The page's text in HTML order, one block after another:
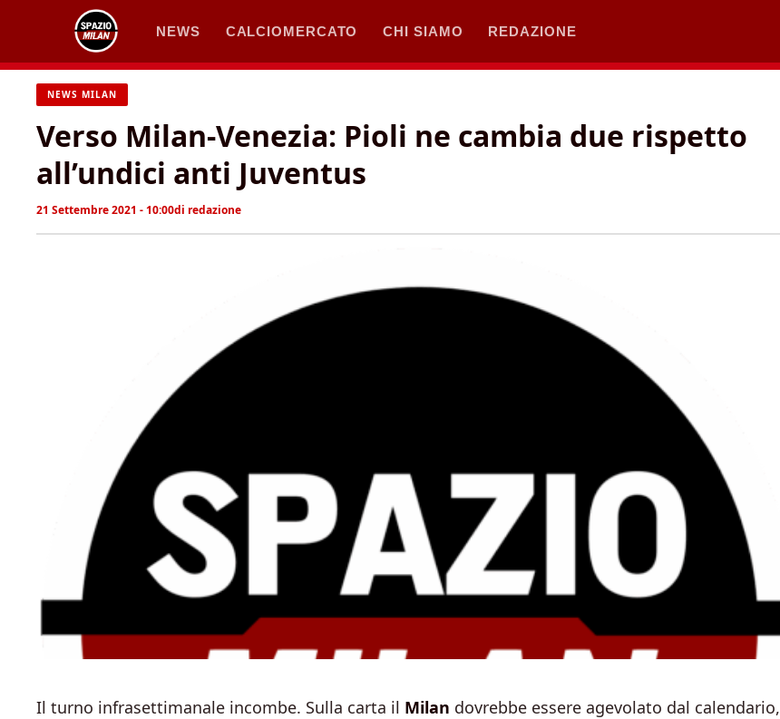
contenuto
NEWS CALCIOMERCATO CHI SIAMO REDAZIONE
NEWS MILAN
Verso Milan-Venezia: Pioli ne cambia due rispetto
all’undici anti Juventus
21 Settembre 2021 - 10:00di redazione
Il turno infrasettimanale incombe. Sulla carta il Milan dovrebbe essere agevolato dal calendario,